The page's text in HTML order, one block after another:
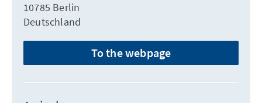
10785 Berlin
Deutschland
To the webpage